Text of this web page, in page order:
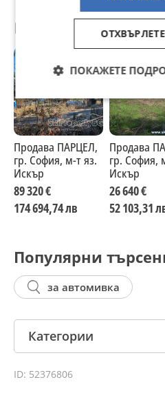
Препоръчани за
Продава ПАРЦЕЛ,
гр. София, м-т яз.
Искър
89 320 €
174 694,74 лв
Продава
гр. София,
Искър
26 640 €
52 103,31
Популярни
за автомивка
Категории
ID: 52376806
ПОКАЖЕТЕ